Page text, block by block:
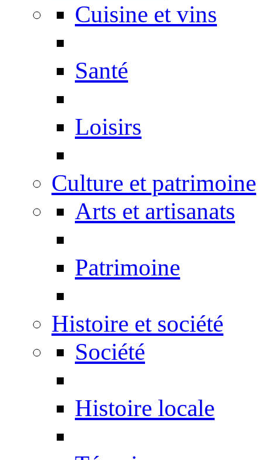
Cuisine et vins
Santé
Loisirs
Culture et patrimoine
Arts et artisanats
Patrimoine
Histoire et société
Société
Histoire locale